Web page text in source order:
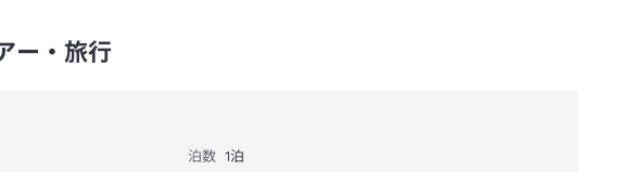
ー・旅行
泊数 1泊